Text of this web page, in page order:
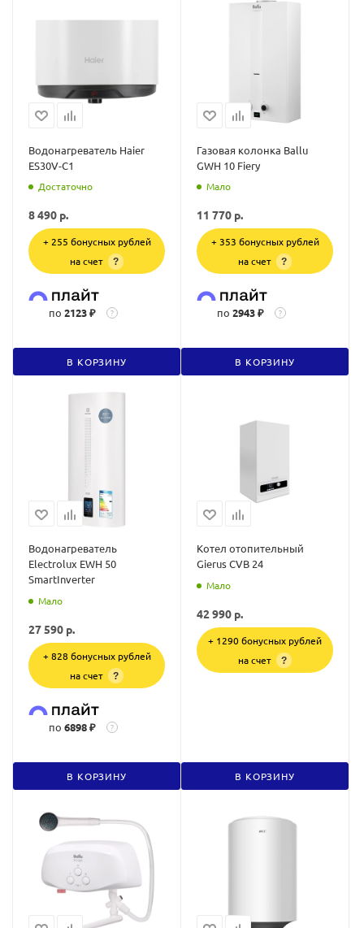
Водонагреватель Haier
ES30V-C1
Достаточно
8 490 р.
+ 255 бонусных рублей
на счет
?
по 2123 ₽ ?
В КОРЗИНУ
Газовая колонка Ballu
GWH 10 Fiery
Мало
11 770 р.
+ 353 бонусных рублей
на счет
?
по 2943 ₽ ?
В КОРЗИНУ
Водонагреватель
Electrolux EWH 50
SmartInverter
Мало
27 590 р.
+ 828 бонусных рублей
на счет
?
по 6898 ₽ ?
В КОРЗИНУ
Котел отопительный
Gierus CVB 24
Мало
42 990 р.
+ 1290 бонусных рублей
на счет
?
В КОРЗИНУ